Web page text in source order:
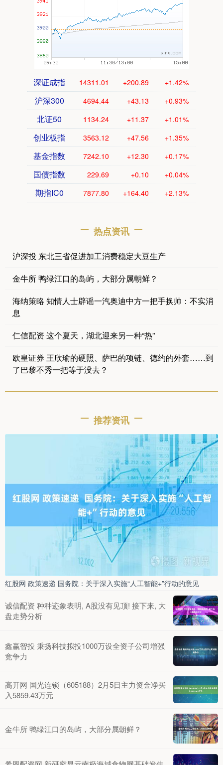
深证成指 14311.01 +200.89 +1.42%
沪深300 4694.44 +43.13 +0.93%
北证50 1134.24 +11.37 +1.01%
创业板指 3563.12 +47.56 +1.35%
基金指数 7242.10 +12.30 +0.17%
国债指数 229.69 +0.10 +0.04%
期指IC0 7877.80 +164.40 +2.13%
热点资讯
沪深投 东北三省促进加工消费稳定大豆生产
金牛所 鸭绿江口的岛屿，大部分属朝鲜？
海纳策略 知情人士辟谣一汽奥迪中方一把手换帅：不实消
息
仁信配资 这个夏天，湖北迎来另一种“热”
欧皇证券 王欣瑜的硬照、萨巴的项链、德约的外套……到
了巴黎不秀一把等于没去？
推荐资讯
红股网 政策速递 国务院：关于深入实施“人工智能+”行动的意见
诚信配资 种种迹象表明, A股没有见顶! 接下来, 大
盘走势分析
鑫赢智投 秉扬科技拟投1000万设全资子公司增强
竞争力
高开网 国光连锁（605188）2月5日主力资金净买
入5859.43万元
金牛所 鸭绿江口的岛屿，大部分属朝鲜？